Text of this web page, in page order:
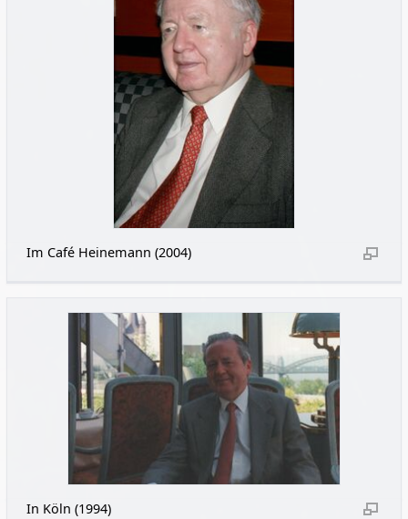
Im Café Heinemann (2004)
In Köln (1994)